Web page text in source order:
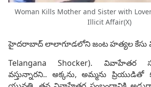
Woman Kills Mother and Sister with
Illicit Affair(X)
హైదరాబాద్ లాలాగూడలోని జంట హత్యల కేసు
Telangana Shocker). వివాహేతర
వస్తున్నారని.. అక్కను, అమ్మను